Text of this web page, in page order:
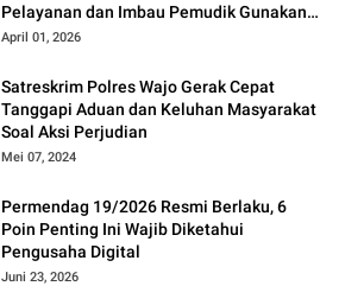
Pelayanan dan Imbau Pemudik Gunakan
Rest Area Alternatif
April 01, 2026
Satreskrim Polres Wajo Gerak Cepat
Tanggapi Aduan dan Keluhan Masyarakat
Soal Aksi Perjudian
Mei 07, 2024
Permendag 19/2026 Resmi Berlaku, 6
Poin Penting Ini Wajib Diketahui
Pengusaha Digital
Juni 23, 2026